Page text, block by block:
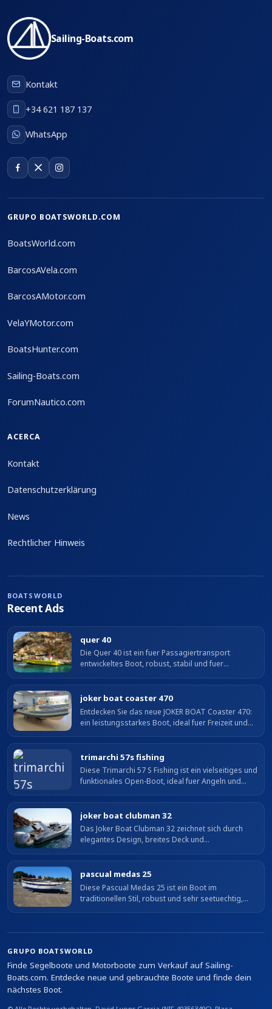
Sailing-Boats.com
Kontakt
+34 621 187 137
WhatsApp
GRUPO BOATSWORLD.COM
BoatsWorld.com
BarcosAVela.com
BarcosAMotor.com
VelaYMotor.com
BoatsHunter.com
Sailing-Boats.com
ForumNautico.com
ACERCA
Kontakt
Datenschutzerklärung
News
Rechtlicher Hinweis
BOATSWORLD
Recent Ads
quer 40
Die Quer 40 ist ein fuer Passagiertransport
entwickeltes Boot, robust, stabil und fuer
Bauweise und ausgezeichnetes Fahrverhalten...
joker boat coaster 470
Entdecken Sie das neue JOKER BOAT Coaster 470:
ein leistungsstarkes Boot, ideal fuer Freizeit und
trimarchi 57s fishing
Diese Trimarchi 57 S Fishing ist ein vielseitiges und
funktionales Open-Boot, ideal fuer Angeln und
XSR Motor mit nur 20 Stunden...
joker boat clubman 32
Das Joker Boat Clubman 32 zeichnet sich durch
elegantes Design, breites Deck und
Laenge ueber alles und 3,26 m Breite bietet es...
pascual medas 25
Diese Pascual Medas 25 ist ein Boot im
traditionellen Stil, robust und sehr seetuechtig,
GRUPO BOATSWORLD
Finde Segelboote und Motorboote zum Verkauf auf Sailing-
Boats.com. Entdecke neue und gebrauchte Boote und finde dein
nächstes Boot.